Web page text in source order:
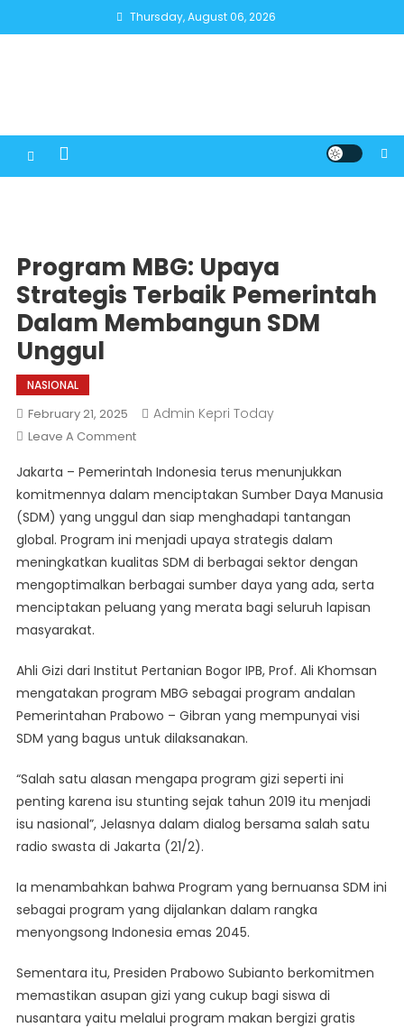
to
Thursday, August 06, 2026
Program MBG: Upaya
Strategis Terbaik Pemerintah
Dalam Membangun SDM
Unggul
NASIONAL
February 21, 2025 Admin Kepri Today
Leave A CommentOn
MBG:
Upaya
Strategis
Terbaik
Pemerintah
Dalam
Membangun
Jakarta – Pemerintah Indonesia terus menunjukkan
komitmennya dalam menciptakan Sumber Daya Manusia
(SDM) yang unggul dan siap menghadapi tantangan
global. Program ini menjadi upaya strategis dalam
meningkatkan kualitas SDM di berbagai sektor dengan
mengoptimalkan berbagai sumber daya yang ada, serta
menciptakan peluang yang merata bagi seluruh lapisan
masyarakat.
Ahli Gizi dari Institut Pertanian Bogor IPB, Prof. Ali Khomsan
mengatakan program MBG sebagai program andalan
Pemerintahan Prabowo – Gibran yang mempunyai visi
SDM yang bagus untuk dilaksanakan.
“Salah satu alasan mengapa program gizi seperti ini
penting karena isu stunting sejak tahun 2019 itu menjadi
isu nasional”, Jelasnya dalam dialog bersama salah satu
radio swasta di Jakarta (21/2).
Ia menambahkan bahwa Program yang bernuansa SDM ini
sebagai program yang dijalankan dalam rangka
menyongsong Indonesia emas 2045.
Sementara itu, Presiden Prabowo Subianto berkomitmen
memastikan asupan gizi yang cukup bagi siswa di
nusantara yaitu melalui program makan bergizi gratis